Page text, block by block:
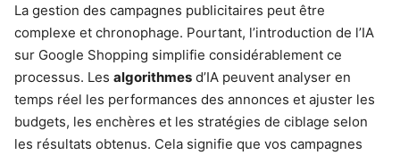
La gestion des campagnes publicitaires peut être
complexe et chronophage. Pourtant, l’introduction de l’IA
sur Google Shopping simplifie considérablement ce
processus. Les algorithmes d’IA peuvent analyser en
temps réel les performances des annonces et ajuster les
budgets, les enchères et les stratégies de ciblage selon
les résultats obtenus. Cela signifie que vos campagnes